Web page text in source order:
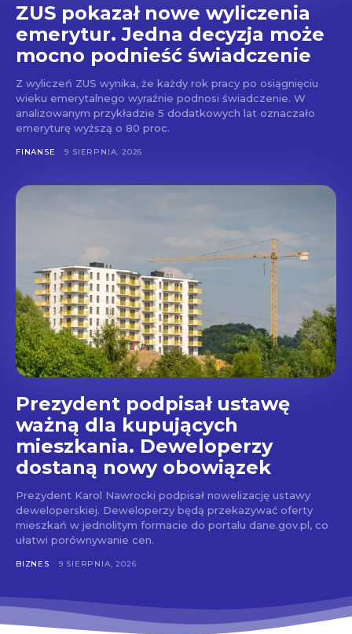
ZUS pokazał nowe wyliczenia
emerytur. Jedna decyzja może
mocno podnieść świadczenie
Z wyliczeń ZUS wynika, że każdy rok pracy po osiągnięciu
wieku emerytalnego wyraźnie podnosi świadczenie. W
analizowanym przykładzie 5 dodatkowych lat oznaczało
emeryturę wyższą o 80 proc.
FINANSE 9 SIERPNIA, 2026
Prezydent podpisał ustawę
ważną dla kupujących
mieszkania. Deweloperzy
dostaną nowy obowiązek
Prezydent Karol Nawrocki podpisał nowelizację ustawy
deweloperskiej. Deweloperzy będą przekazywać oferty
mieszkań w jednolitym formacie do portalu dane.gov.pl, co
ułatwi porównywanie cen.
BIZNES 9 SIERPNIA, 2026